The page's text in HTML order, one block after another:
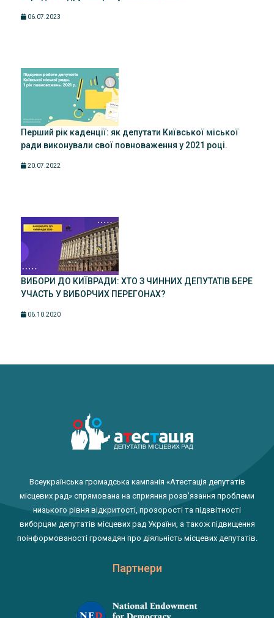
06.07.2023
Перший рік каденції: як депутати Київської міської
ради виконували свої повноваження у 2021 році.
20.07.2022
ВИБОРИ ДО КИЇВРАДИ: ХТО З ЧИННИХ ДЕПУТАТІВ БЕРЕ
УЧАСТЬ У ВИБОРЧИХ ПЕРЕГОНАХ?
06.10.2020
Всеукраїнська громадська кампанія «Атестація депутатів
місцевих рад» спрямована на сприяння розв'язання проблеми
низького рівня відкритості, прозорості та підзвітності
виборцям депутатів місцевих рад України, а також підвищення
поінформованості громадян про діяльність місцевих депутатів.
Партнери